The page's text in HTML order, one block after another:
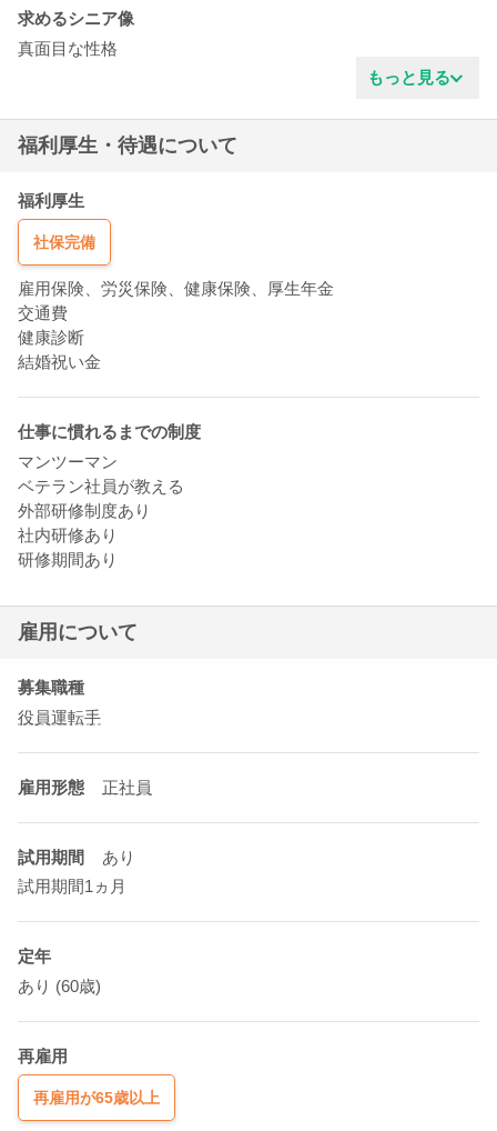
求めるシニア像
真面目な性格
もっと見る
福利厚生・待遇について
福利厚生
社保完備
雇用保険、労災保険、健康保険、厚生年金
交通費
健康診断
結婚祝い金
仕事に慣れるまでの制度
マンツーマン
ベテラン社員が教える
外部研修制度あり
社内研修あり
研修期間あり
雇用について
募集職種
役員運転手
雇用形態 正社員
試用期間
あり
試用期間1ヵ月
定年
あり (60歳)
再雇用
再雇用が65歳以上